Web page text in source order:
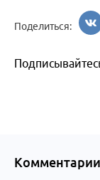
Поделиться: